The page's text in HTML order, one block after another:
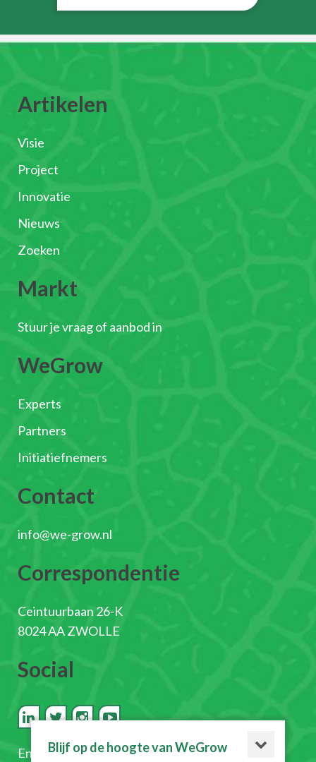
Artikelen
Visie
Project
Innovatie
Nieuws
Zoeken
Markt
Stuur je vraag of aanbod in
WeGrow
Experts
Partners
Initiatiefnemers
Contact
info@we-grow.nl
Correspondentie
Ceintuurbaan 26-K
8024 AA ZWOLLE
Social
En schrijf je in voor de nieuwsbrief
Blijf op de hoogte van WeGrow